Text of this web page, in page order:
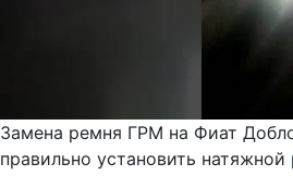
Замена ремня ГРМ на Фиат
правильно установить